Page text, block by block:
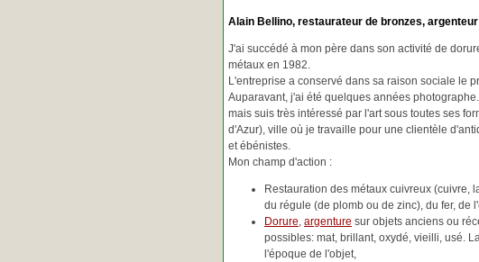
Alain Bellino, restaurateur de bronzes,
J'ai succédé à mon père dans son activité de
métaux en 1982.
L'entreprise a conservé dans sa raison sociale le
Auparavant, j'ai été quelques années
mais suis très intéressé par l'art sous toutes ses
d'Azur), ville où je travaille pour une clientèle
et ébénistes.
Mon champ d'action :
Restauration des métaux cuivreux (cuivre,
du régule (de plomb ou de zinc), du fer, de
Dorure, argenture sur objets anciens ou
possibles: mat, brillant, oxydé, vieilli, usé.
l'époque de l'objet,